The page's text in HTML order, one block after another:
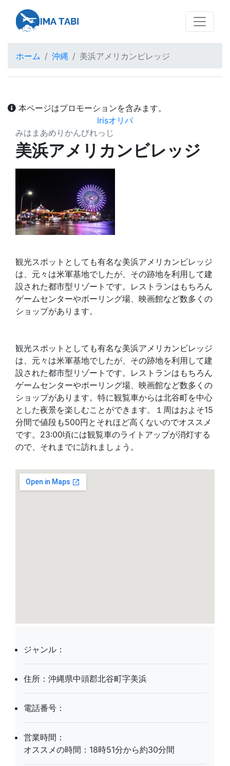
ホーム 沖縄 美浜アメリカンビレッジ
本ページはプロモーションを含みます。
Irisオリパ
みはまあめりかんびれっじ
美浜アメリカンビレッジ
観光スポットとしても有名な美浜アメリカンビレッジ
は、元々は米軍基地でしたが、その跡地を利用して建
設された都市型リゾートです。レストランはもちろん
ゲームセンターやボーリング場、映画館など数多くの
ショップがあります。
観光スポットとしても有名な美浜アメリカンビレッジ
は、元々は米軍基地でしたが、その跡地を利用して建
設された都市型リゾートです。レストランはもちろん
ゲームセンターやボーリング場、映画館など数多くの
ショップがあります。特に観覧車からは北谷町を中心
とした夜景を楽しむことができます。１周はおよそ15
分間で値段も500円とそれほど高くないのでオススメ
です。23:00頃には観覧車のライトアップが消灯する
ので、それまでに訪れましょう。
ジャンル：
住所：沖縄県中頭郡北谷町字美浜
電話番号：
営業時間：
オススメの時間：18時51分から約30分間